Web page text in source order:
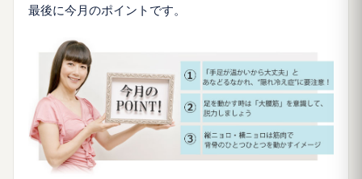
最後に今月のポイントです。